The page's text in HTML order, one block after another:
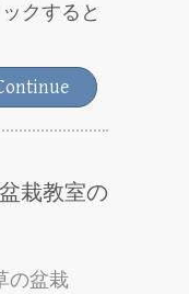
クすると
栽教室の
の盆栽